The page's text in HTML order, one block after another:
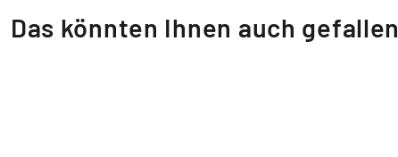
Das könnten Ihnen auch gefallen